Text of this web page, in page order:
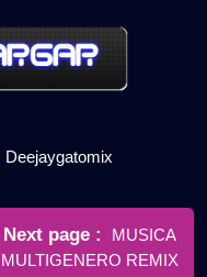
Deejaygatomix
Next page
Newer
Posts
MUSICA
MULTIGENERO REMIX